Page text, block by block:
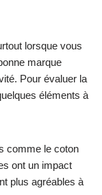
lorsque vous
marque
Pour évaluer la
éléments à
comme le coton
ont un impact
plus agréables à